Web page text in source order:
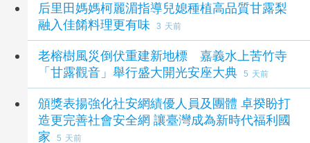
后里田媽媽柯麗湄指導兒媳種植高品質甘露梨
融入佳餚料理更有味
3 天前
老榕樹​風災倒伏重建新地標 嘉義水上苦竹寺
「甘露觀音」舉行盛大開光安座大典
5 天前
頒獎表揚強化社安網績優人員及團體 卓揆盼打
造更完善社會安全網 讓臺灣成為新時代福利國
家
5 天前